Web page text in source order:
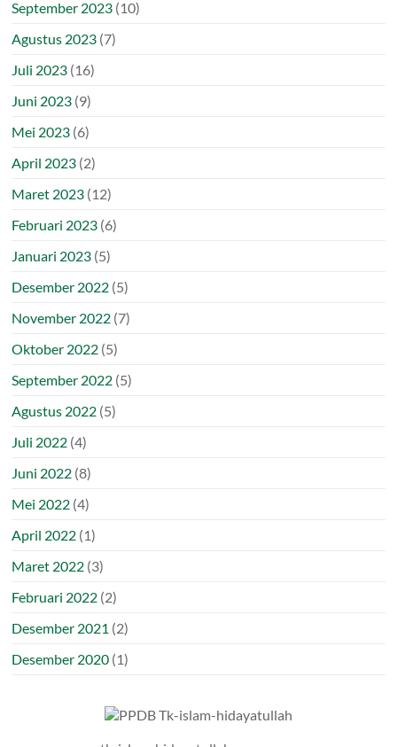
September 2023 (10)
Agustus 2023 (7)
Juli 2023 (16)
Juni 2023 (9)
Mei 2023 (6)
April 2023 (2)
Maret 2023 (12)
Februari 2023 (6)
Januari 2023 (5)
Desember 2022 (5)
November 2022 (7)
Oktober 2022 (5)
September 2022 (5)
Agustus 2022 (5)
Juli 2022 (4)
Juni 2022 (8)
Mei 2022 (4)
April 2022 (1)
Maret 2022 (3)
Februari 2022 (2)
Desember 2021 (2)
Desember 2020 (1)